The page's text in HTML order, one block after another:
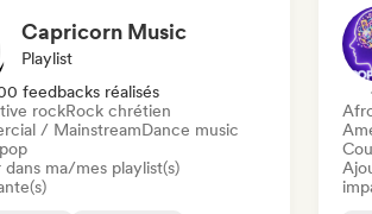
Capricorn Music
Playlist
feedbacks réalisés
rockRock chrétien
/ MainstreamDance music
ma/mes playlist(s)